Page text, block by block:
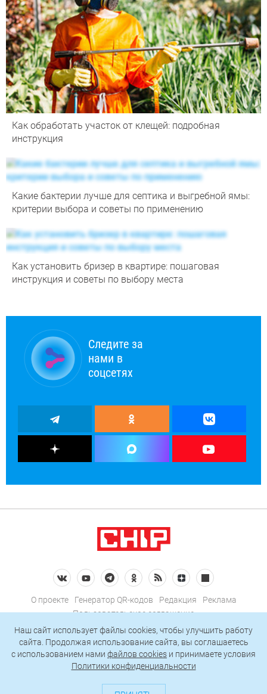
Как обработать участок от клещей: подробная
инструкция
Какие бактерии лучше для септика и выгребной ямы:
критерии выбора и советы по применению
Как установить бризер в квартире: пошаговая
инструкция и советы по выбору места
Следите за
нами в
соцсетях
О проекте Генератор QR-кодов Редакция
Реклама
Пользовательское соглашение
Политика конфиденциальности
Подписаться на рассылку
127018, Москва, ул. Полковая, д. 3, стр. 4, помещение I, комн. 23
Наш сайт использует файлы cookies, чтобы улучшить работу
сайта. Продолжая использование сайта, вы соглашаетесь
c использованием нами файлов cookies и принимаете условия
Политики конфиденциальности